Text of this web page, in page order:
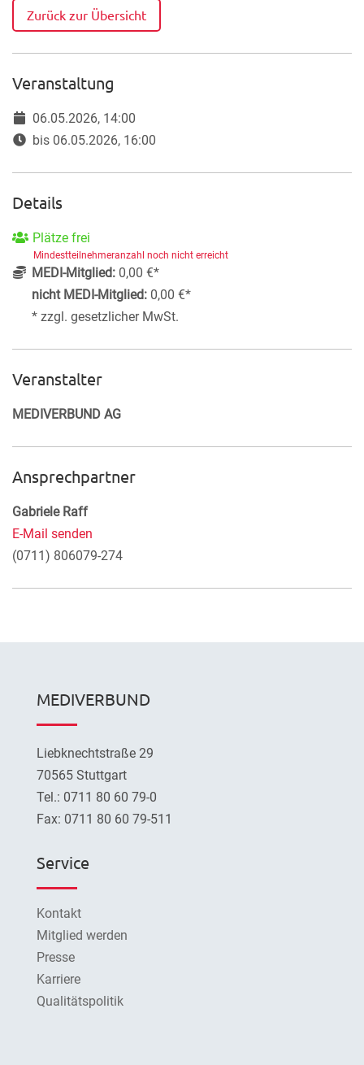
Zurück zur Übersicht
Veranstaltung
06.05.2026, 14:00
bis 06.05.2026, 16:00
Details
Plätze frei
Mindestteilnehmeranzahl noch nicht erreicht
MEDI-Mitglied: 0,00 €*
nicht MEDI-Mitglied: 0,00 €*
* zzgl. gesetzlicher MwSt.
Veranstalter
MEDIVERBUND AG
Ansprechpartner
Gabriele Raff
E-Mail senden
(0711) 806079-274
MEDIVERBUND
Liebknechtstraße 29
70565 Stuttgart
Tel.: 0711 80 60 79-0
Fax: 0711 80 60 79-511
Service
Kontakt
Mitglied werden
Presse
Karriere
Qualitätspolitik